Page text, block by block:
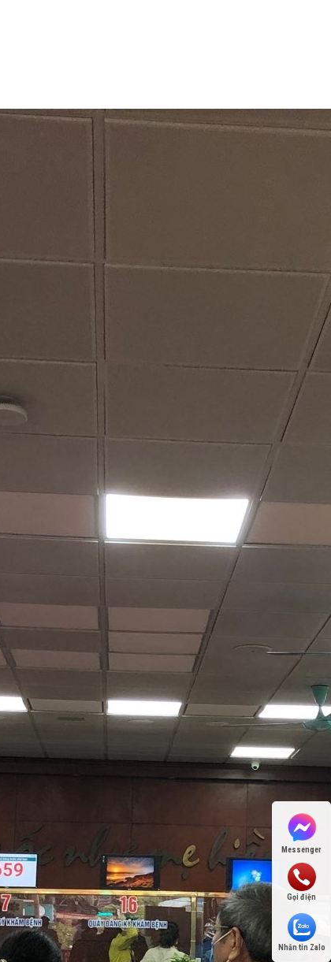
Messenger
Gọi điện
Nhắn tin Zalo